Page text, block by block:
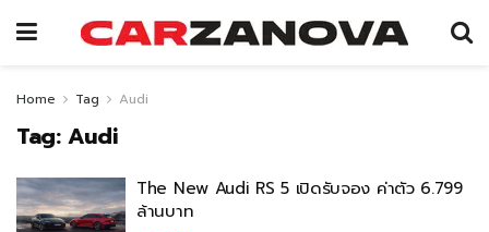
Home Tag Audi
Tag: Audi
The New Audi RS 5 เปิดรับจอง ค่าตัว 6.799
ล้านบาท